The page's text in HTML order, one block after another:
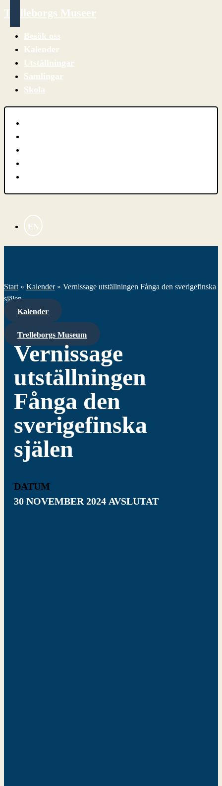
Trelleborgs Museer
Besök oss
Kalender
Utställningar
Samlingar
Skola
EN
Start » Kalender» Vernissage utställningen Fånga den sverigefinska
själen
Kalender
Trelleborgs Museum
Vernissage
utställningen
Fånga den
sverigefinska
själen
DATUM
30 NOVEMBER 2024 AVSLUTAT